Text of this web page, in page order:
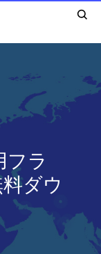
ラ
ダウ